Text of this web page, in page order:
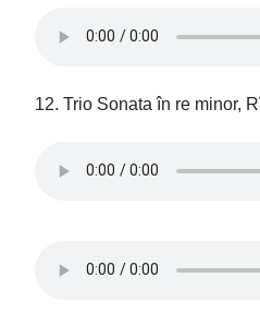
12. Trio Sonata în re minor,